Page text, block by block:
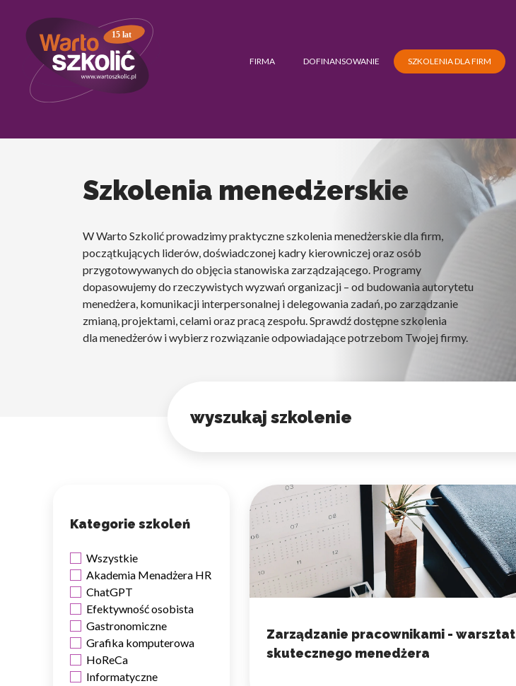
15 lat
FIRMA DOFINANSOWANIE SZKOLENIA DLA FIRM
Szkolenia menedżerskie
W Warto Szkolić prowadzimy praktyczne szkolenia menedżerskie dla firm,
początkujących liderów, doświadczonej kadry kierowniczej oraz osób
przygotowywanych do objęcia stanowiska zarządzającego. Programy
dopasowujemy do rzeczywistych wyzwań organizacji – od budowania autorytetu
menedżera, komunikacji interpersonalnej i delegowania zadań, po zarządzanie
zmianą, projektami, celami oraz pracą zespołu. Sprawdź dostępne szkolenia
dla menedżerów i wybierz rozwiązanie odpowiadające potrzebom Twojej firmy.
Kategorie szkoleń
Wszystkie
Akademia Menadżera HR
ChatGPT
Efektywność osobista
Gastronomiczne
Grafika komputerowa
HoReCa
Informatyczne
Zarządzanie pracownikami - warsztat
skutecznego menedżera